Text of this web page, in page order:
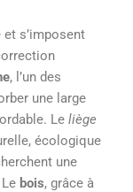
s’imposent
, l’un des
une large
Le liège
écologique
une
bois, grâce à